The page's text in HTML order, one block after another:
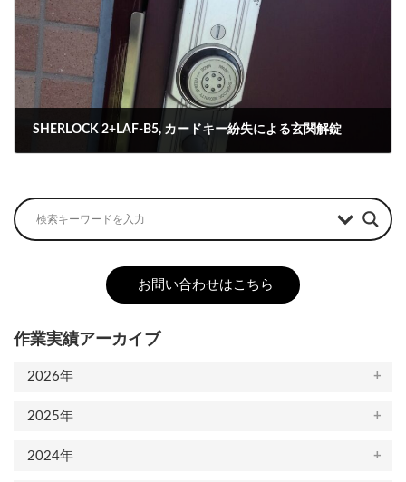
SHERLOCK 2+LAF-B5, カードキー紛失による玄関解錠
お問い合わせはこちら
作業実績アーカイブ
2026年
2025年
2024年